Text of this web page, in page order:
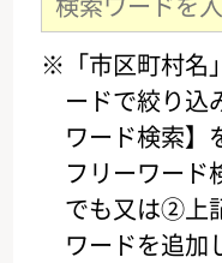
※「市区町村名
ードで絞り込
ワード検索】
フリーワー
でも又は②上
ワードを追加